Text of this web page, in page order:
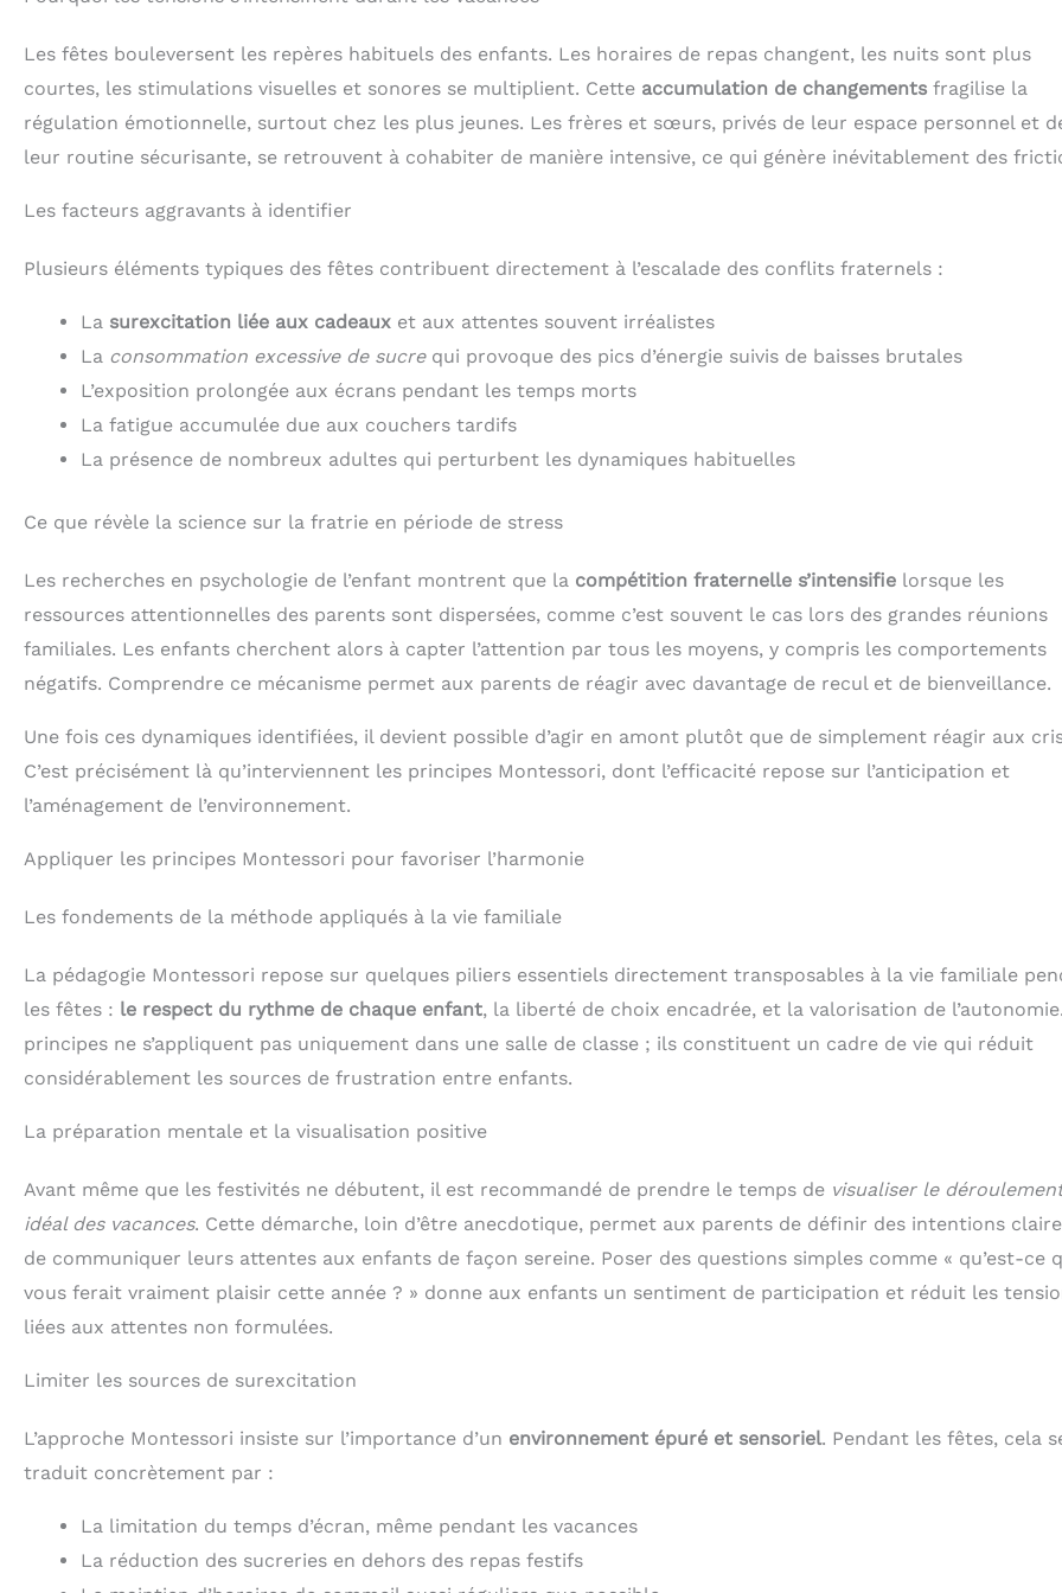
Les fêtes bouleversent les repères habituels des enfants. Les horaires de repas changent, les nuits sont plus
courtes, les stimulations visuelles et sonores se multiplient. Cette accumulation de changements fragilise la
régulation émotionnelle, surtout chez les plus jeunes. Les frères et sœurs, privés de leur espace personnel et
leur routine sécurisante, se retrouvent à cohabiter de manière intensive, ce qui génère inévitablement des
Les facteurs aggravants à identifier
Plusieurs éléments typiques des fêtes contribuent directement à l’escalade des conflits fraternels :
La surexcitation liée aux cadeaux et aux attentes souvent irréalistes
La consommation excessive de sucrequi provoque des pics d’énergie suivis de baisses brutales
L’exposition prolongée aux écrans pendant les temps morts
La fatigue accumulée due aux couchers tardifs
La présence de nombreux adultes qui perturbent les dynamiques habituelles
Ce que révèle la science sur la fratrie en période de stress
Les recherches en psychologie de l’enfant montrent que la compétition fraternelle s’intensifie lorsque les
ressources attentionnelles des parents sont dispersées, comme c’est souvent le cas lors des grandes réunions
familiales. Les enfants cherchent alors à capter l’attention par tous les moyens, y compris les comportements
négatifs. Comprendre ce mécanisme permet aux parents de réagir avec davantage de recul et de bienveillance.
Une fois ces dynamiques identifiées, il devient possible d’agir en amont plutôt que de simplement réagir aux
C’est précisément là qu’interviennent les principes Montessori, dont l’efficacité repose sur l’anticipation et
l’aménagement de l’environnement.
Appliquer les principes Montessori pour favoriser l’harmonie
Les fondements de la méthode appliqués à la vie familiale
La pédagogie Montessori repose sur quelques piliers essentiels directement transposables à la vie familiale
les fêtes : le respect du rythme de chaque enfant, la liberté de choix encadrée, et la valorisation de
principes ne s’appliquent pas uniquement dans une salle de classe ; ils constituent un cadre de vie qui réduit
considérablement les sources de frustration entre enfants.
La préparation mentale et la visualisation positive
Avant même que les festivités ne débutent, il est recommandé de prendre le temps de visualiser le
idéal des vacances. Cette démarche, loin d’être anecdotique, permet aux parents de définir des intentions
de communiquer leurs attentes aux enfants de façon sereine. Poser des questions simples comme « qu’est-ce
vous ferait vraiment plaisir cette année ? » donne aux enfants un sentiment de participation et réduit les
liées aux attentes non formulées.
Limiter les sources de surexcitation
L’approche Montessori insiste sur l’importance d’un environnement épuré et sensoriel. Pendant les fêtes, cela
traduit concrètement par :
La limitation du temps d’écran, même pendant les vacances
La réduction des sucreries en dehors des repas festifs